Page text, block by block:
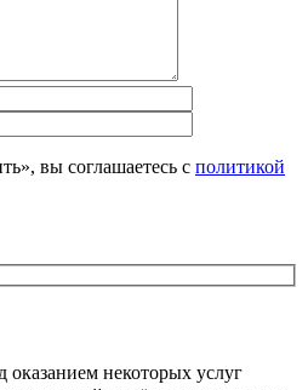
вы соглашаетесь с политикой
оказанием некоторых услуг